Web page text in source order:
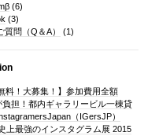
(6)
(3)
質問（Q＆A）
(1)
料！大募集！】参加費用全額
負担！都内ギャラリービル一棟貸
（IGersJP）
上最強のインスタグラム展 2015